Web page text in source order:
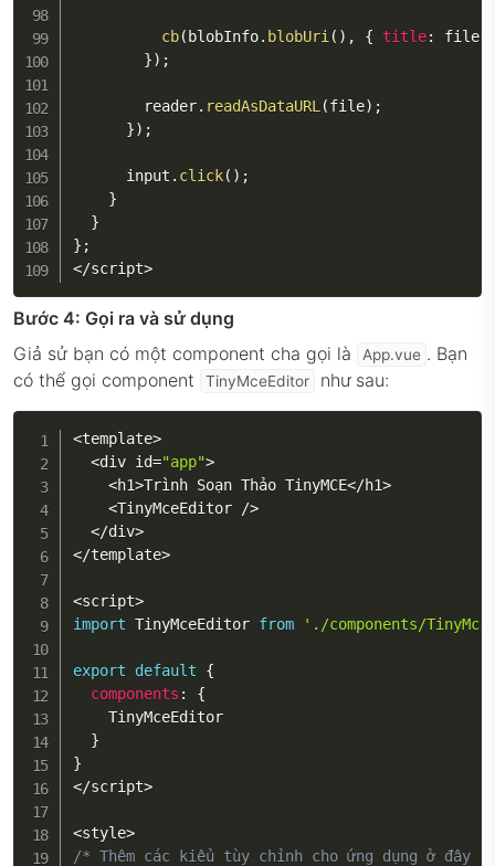
cb(blobInfo. blobUri ( ) , { title: file
}) ;
        reader
. readAsDataURL (file) ;
}) ;
      input
. click( ) ;
}
}
} ;
</script>
Bước 4: Gọi ra và sử dụng
Giả sử bạn có một component cha gọi là
App.vue . Bạn
có thể gọi component
TinyMceEditor như sau:
<template>
<div id="app">
<h1>Trình Soạn Thảo TinyMCE</h1>
<TinyMceEditor />
</div>
</template>
<script>
import TinyMceEditor from './components/
export default
{
components :
{
    TinyMceEditor
}
}
</script>
<style>
/* Thêm các kiểu tùy chỉnh cho ứng dụng ở đây